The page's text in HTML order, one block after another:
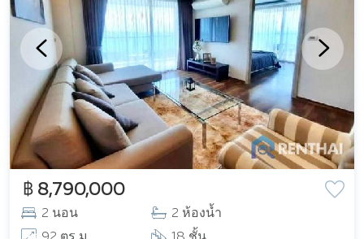
฿ 8,790,000
2 นอน
2 ห้องน้ำ